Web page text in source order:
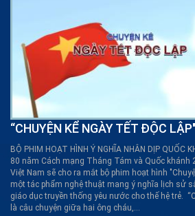
“CHUYỆN KỂ NGÀY TẾT ĐỘC LẬP"
BỘ PHIM HOẠT HÌNH Ý NGHĨA NHÂN DỊP QUỐC
80 năm Cách mạng Tháng Tám và Quốc khánh
Việt Nam sẽ cho ra mắt bộ phim hoạt hình
một tác phẩm nghệ thuật mang ý nghĩa lịch sử
giáo dục truyền thống yêu nước cho thế hệ trẻ.
là câu chuyện giữa hai ông cháu,...